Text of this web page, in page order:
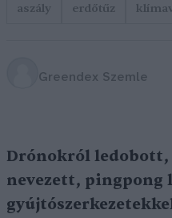
aszály erdőtűz
Greendex Szemle
Drónokról
nevezett, pingpong